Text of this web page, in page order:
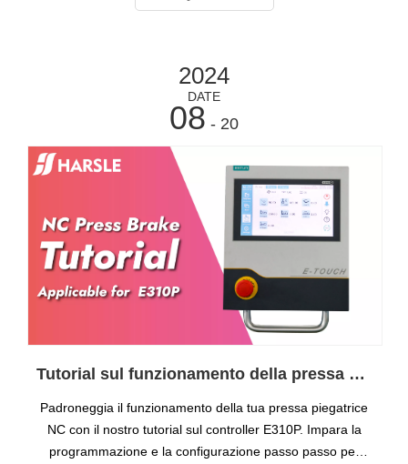
2024
DATE
08 - 20
Tutorial sul funzionamento della pressa piegatrice NC Applicabile per E310P
Padroneggia il funzionamento della tua pressa piegatrice
NC con il nostro tutorial sul controller E310P. Impara la
programmazione e la configurazione passo passo per